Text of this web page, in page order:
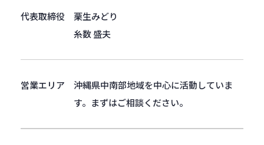
代表取締役
栗生みどり
糸数 盛夫
営業エリア
沖縄県中南部地域を中心に活動していま
す。まずはご相談ください。